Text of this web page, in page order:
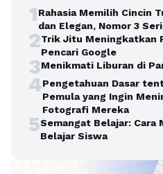
1Rahasia Memilih Cincin
dan Elegan, Nomor 3
2Trik Jitu Meningkatkan
Pencari Google
3Menikmati Liburan di
4Pengetahuan Dasar
Pemula yang Ingin
Fotografi Mereka
5Semangat Belajar:
Belajar Siswa